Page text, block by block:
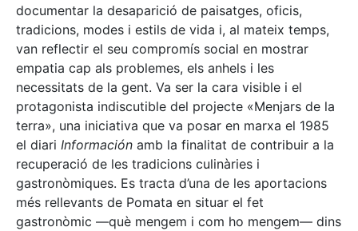
documentar la desaparició de paisatges, oficis,
tradicions, modes i estils de vida i, al mateix temps,
van reflectir el seu compromís social en mostrar
empatia cap als problemes, els anhels i les
necessitats de la gent. Va ser la cara visible i el
protagonista indiscutible del projecte «Menjars de la
terra», una iniciativa que va posar en marxa el 1985
el diari Información amb la finalitat de contribuir a la
recuperació de les tradicions culinàries i
gastronòmiques. Es tracta d’una de les aportacions
més rellevants de Pomata en situar el fet
gastronòmic —què mengem i com ho mengem— dins